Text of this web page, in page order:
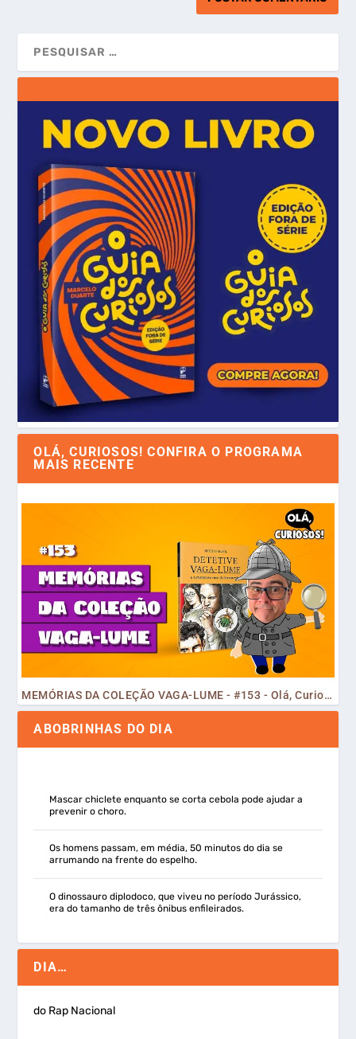
OLÁ, CURIOSOS! CONFIRA O PROGRAMA
MAIS RECENTE
MEMÓRIAS DA COLEÇÃO VAGA-LUME - #153 - Olá, Curiosos! 2023
ABOBRINHAS DO DIA
Mascar chiclete enquanto se corta cebola pode ajudar a
prevenir o choro.
Os homens passam, em média, 50 minutos do dia se
arrumando na frente do espelho.
O dinossauro diplodoco, que viveu no período Jurássico,
era do tamanho de três ônibus enfileirados.
DIA…
do Rap Nacional